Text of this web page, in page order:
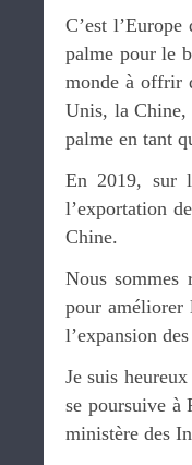
C’est
palme pour le
monde à offrir
Unis, la Chine,
palme en tant
En 2019, sur
l’exportation
Chine.
Nous sommes
pour améliorer
l’expansion
Je suis
se poursuive à
ministère des